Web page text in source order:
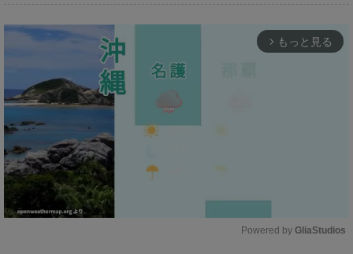
arrow_forward_ios もっと見る
Powered by GliaStudios